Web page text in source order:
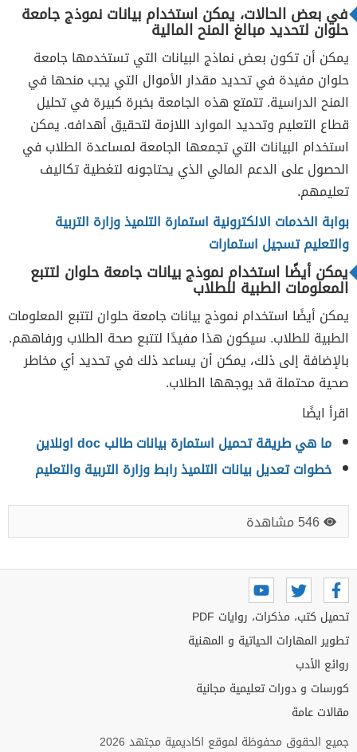
في بعض الحالات، يمكن استخدام بيانات نموذج جامعة
حلوان لتحديد مبالغ المنح المالية
يمكن أن تكون بعض نماذج البيانات التي تستخدمها جامعة
حلوان مفيدة في تحديد مقدار الأموال التي يجب منحها في
المنح الدراسية. تتمتع هذه الجامعة بخبرة كبيرة في تحليل
قطاع التعليم وتحديد الموارد اللازمة لتحقيق أهدافه. يمكن
استخدام البيانات التي تجمعها الجامعة لمساعدة الطلاب في
الحصول على الدعم المالي الذي يحتاجونه لتغطية تكاليف
تعليمهم.
بوابة الخدمات الالكترونية استمارة التلميذ وزارة التربية
والتعليم تسجيل استمارات
يمكن أيضًا استخدام نموذج بيانات جامعة حلوان لتتبع
المعلومات الطبية للطلاب
يمكن أيضًا استخدام نموذج بيانات جامعة حلوان لتتبع المعلومات
الطبية للطلاب. سيكون هذا مفيدًا لتتبع صحة الطلاب ورفاههم.
بالإضافة إلى ذلك، يمكن أن يساعد ذلك في تحديد أي مخاطر
صحية محتملة قد يوجهها الطلاب.
اقرأ ايضًا
ما هي طريقة تحميل استمارة بيانات طالب doc اونلاين
خطوات تعديل بيانات التلميذ رابط وزارة التربية والتعليم
546 مشاهدة
تحميل كتب، مذكرات، روايات PDF
تطوير المهارات الحياتية و المهنية
روائع الأدب
كورسات و دورات تعليمية مجانية
مقالات عامة
جميع الحقوق محفوظة لموقع اكاديمية مجتهد 2026